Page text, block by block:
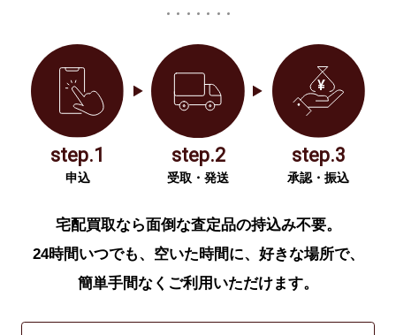
step.1
申込
step.2
受取・発送
step.3
承認・振込
宅配買取なら面倒な査定品の持込み不要。
24時間いつでも、空いた時間に、好きな場所で、
簡単手間なくご利用いただけます。